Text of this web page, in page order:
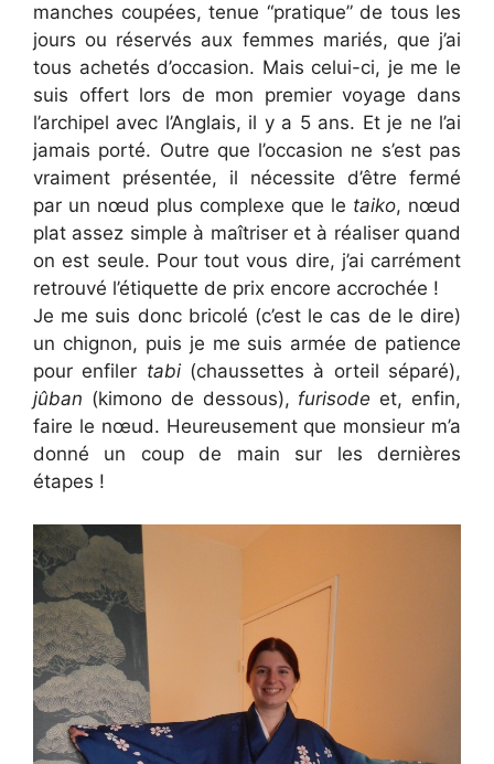
manches coupées, tenue “pratique” de tous les
jours ou réservés aux femmes mariés, que j’ai
tous achetés d’occasion. Mais celui-ci, je me le
suis offert lors de mon premier voyage dans
l’archipel avec l’Anglais, il y a 5 ans. Et je ne l’ai
jamais porté. Outre que l’occasion ne s’est pas
vraiment présentée, il nécessite d’être fermé
par un nœud plus complexe que le taiko, nœud
plat assez simple à maîtriser et à réaliser quand
on est seule. Pour tout vous dire, j’ai carrément
retrouvé l’étiquette de prix encore accrochée !
Je me suis donc bricolé (c’est le cas de le dire)
un chignon, puis je me suis armée de patience
pour enfiler tabi(chaussettes à orteil séparé),
jûban (kimono de dessous), furisode et, enfin,
faire le nœud. Heureusement que monsieur m’a
donné un coup de main sur les dernières
étapes !